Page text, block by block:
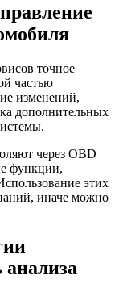
точное
частью
изменений,
дополнительных
через OBD
функции,
этих
иначе можно